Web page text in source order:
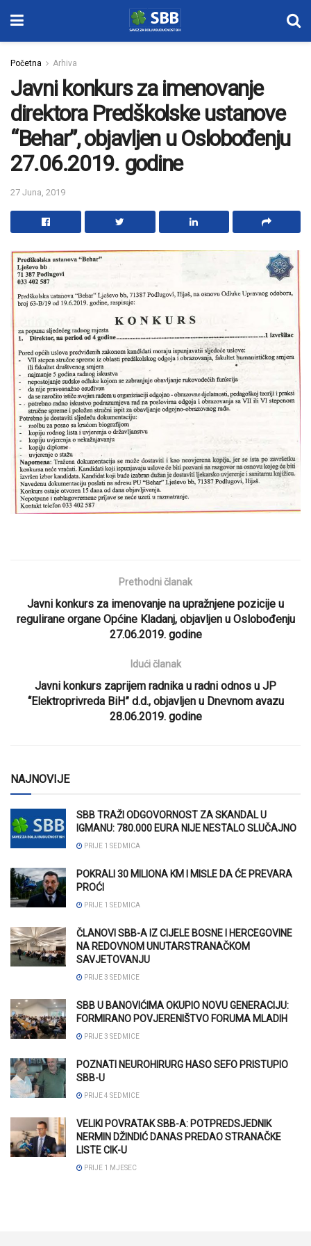
Početna Arhiva
Javni konkurs za imenovanje
direktora Predškolske ustanove
“Behar”, objavljen u Oslobođenju
27.06.2019. godine
27 Juna, 2019
Prethodni članak
Javni konkurs za imenovanje na upražnjene pozicije u
regulirane organe Općine Kladanj, objavljen u Oslobođenju
27.06.2019. godine
Idući članak
Javni konkurs zaprijem radnika u radni odnos u JP
“Elektroprivreda BiH” d.d., objavljen u Dnevnom avazu
28.06.2019. godine
NAJNOVIJE
SBB TRAŽI ODGOVORNOST ZA SKANDAL U
IGMANU: 780.000 EURA NIJE NESTALO SLUČAJNO
PRIJE 1 SEDMICA
POKRALI 30 MILIONA KM I MISLE DA ĆE PREVARA
PROĆI
PRIJE 1 SEDMICA
ČLANOVI SBB-A IZ CIJELE BOSNE I HERCEGOVINE
NA REDOVNOM UNUTARSTRANAČKOM
SAVJETOVANJU
PRIJE 3 SEDMICE
SBB U BANOVIĆIMA OKUPIO NOVU GENERACIJU:
FORMIRANO POVJERENIŠTVO FORUMA MLADIH
PRIJE 3 SEDMICE
POZNATI NEUROHIRURG HASO SEFO PRISTUPIO
SBB-U
PRIJE 4 SEDMICE
VELIKI POVRATAK SBB-A: POTPREDSJEDNIK
NERMIN DŽINDIĆ DANAS PREDAO STRANAČKE
LISTE CIK-U
PRIJE 1 MJESEC